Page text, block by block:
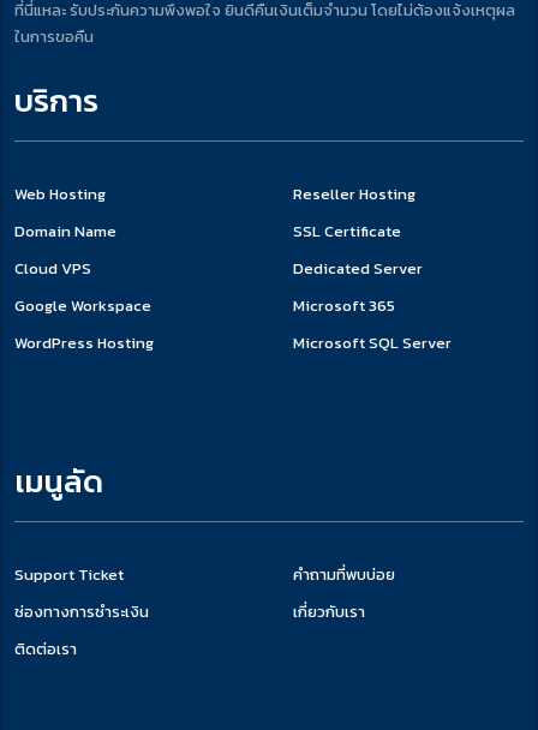
ที่นี่แหละ รับประกันความพึงพอใจ ยินดีคืนเงินเต็มจำนวน โดยไม่ต้องแจ้งเหตุผล
ในการขอคืน
บริการ
Web Hosting
Reseller Hosting
Domain Name
SSL Certificate
Cloud VPS
Dedicated Server
Google Workspace
Microsoft 365
WordPress Hosting
Microsoft SQL Server
เมนูลัด
Support Ticket
คำถามที่พบบ่อย
ช่องทางการชำระเงิน
เกี่ยวกับเรา
ติดต่อเรา